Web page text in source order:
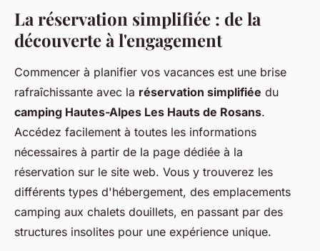
La réservation simplifiée : de la
découverte à l'engagement
Commencer à planifier vos vacances est une brise
rafraîchissante avec la réservation simplifiée du
camping Hautes-Alpes Les Hauts de Rosans.
Accédez facilement à toutes les informations
nécessaires à partir de la page dédiée à la
réservation sur le site web. Vous y trouverez les
différents types d'hébergement, des emplacements
camping aux chalets douillets, en passant par des
structures insolites pour une expérience unique.